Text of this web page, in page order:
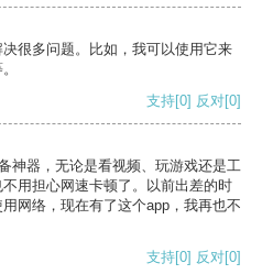
很多问题。比如，我可以使用它来
支持[0] 反对[0]
神器，无论是看视频、玩游戏还是工
用担心网速卡顿了。以前出差的时
网络，现在有了这个app，我再也不
支持[0] 反对[0]